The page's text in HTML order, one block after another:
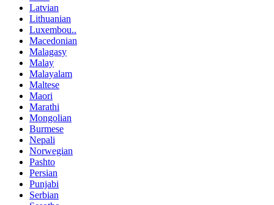
Latvian
Lithuanian
Luxembou..
Macedonian
Malagasy
Malay
Malayalam
Maltese
Maori
Marathi
Mongolian
Burmese
Nepali
Norwegian
Pashto
Persian
Punjabi
Serbian